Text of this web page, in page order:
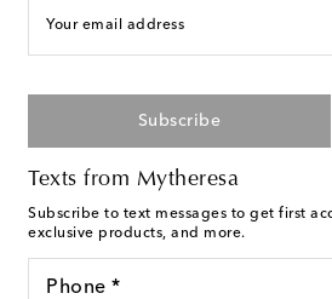
Your email address
Subscribe
Texts from Mytheresa
Subscribe to text messages to get first
exclusive products, and more.
Phone *